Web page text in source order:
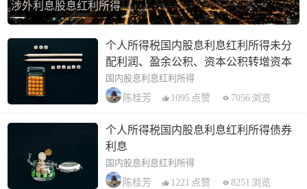
涉外利息股息红利所得
个人所得税国内股息利息红利所得未分
配利润、盈余公积、资本公积转增资本
国内股息利息红利所得
陈桂芳
1095 点赞 7056 浏览
个人所得税国内股息利息红利所得债券
利息
国内股息利息红利所得
陈桂芳
1221 点赞 8251 浏览